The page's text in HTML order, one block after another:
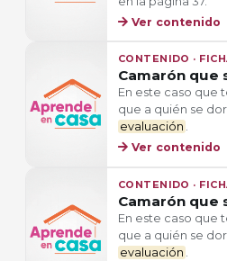
Ver contenido
CONTENIDO ·
Camarón que
En este caso que
que a quién se
evaluación .
Ver contenido
CONTENIDO ·
Camarón que
En este caso que
que a quién se
evaluación .